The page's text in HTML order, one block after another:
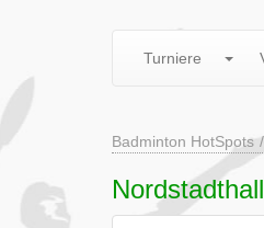
Turniere
Badminton HotSpots